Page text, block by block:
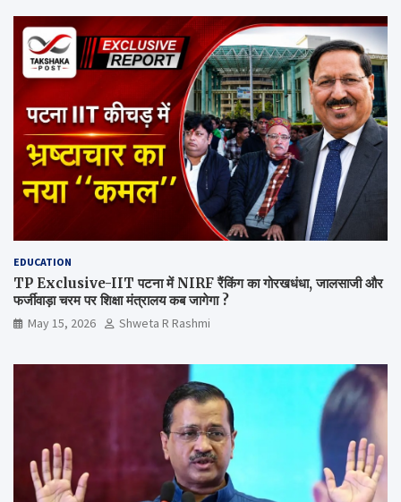
EDUCATION
TP Exclusive-IIT पटना में NIRF रैंकिंग का गोरखधंधा, जालसाजी और
फर्जीवाड़ा चरम पर शिक्षा मंत्रालय कब जागेगा ?
May 15, 2026 Shweta R Rashmi